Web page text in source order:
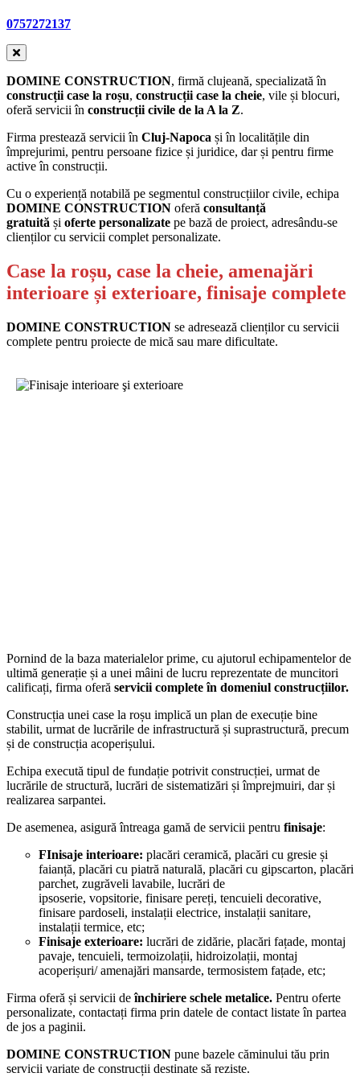
0757272137
DOMINE CONSTRUCTION, firmă clujeană, specializată în
construcții case la roșu, construcții case la cheie, vile și blocuri,
oferă servicii în construcții civile de la A la Z.
Firma prestează servicii în Cluj-Napoca și în localitățile din
împrejurimi, pentru persoane fizice și juridice, dar și pentru firme
active în construcții.
Cu o experiență notabilă pe segmentul construcțiilor civile, echipa
DOMINE CONSTRUCTION oferă consultanță
gratuită și oferte personalizate pe bază de proiect, adresându-se
clienților cu servicii complet personalizate.
Case la roșu, case la cheie, amenajări
interioare și exterioare, finisaje complete
DOMINE CONSTRUCTION se adresează clienților cu servicii
complete pentru proiecte de mică sau mare dificultate.
Pornind de la baza materialelor prime, cu ajutorul echipamentelor de
ultimă generație și a unei mâini de lucru reprezentate de muncitori
calificați, firma oferă servicii complete în domeniul construcțiilor.
Construcția unei case la roșu implică un plan de execuție bine
stabilit, urmat de lucrările de infrastructură și suprastructură, precum
și de construcția acoperișului.
Echipa execută tipul de fundație potrivit construcției, urmat de
lucrările de structură, lucrări de sistematizări și împrejmuiri, dar și
realizarea sarpantei.
De asemenea, asigură întreaga gamă de servicii pentru finisaje:
FInisaje interioare: placări ceramică, placări cu gresie și
faianță, placări cu piatră naturală, placări cu gipscarton, placări
parchet, zugrăveli lavabile, lucrări de
ipsoserie, vopsitorie, finisare pereți, tencuieli decorative,
finisare pardoseli, instalații electrice, instalații sanitare,
instalații termice, etc;
Finisaje exterioare: lucrări de zidărie, placări fațade, montaj
pavaje, tencuieli, termoizolații, hidroizolații, montaj
acoperișuri/ amenajări mansarde, termosistem fațade, etc;
Firma oferă și servicii deînchiriere schele metalice. Pentru oferte
personalizate, contactați firma prin datele de contact listate în partea
de jos a paginii.
DOMINE CONSTRUCTION pune bazele căminului tău prin
servicii variate de construcții destinate să reziste.